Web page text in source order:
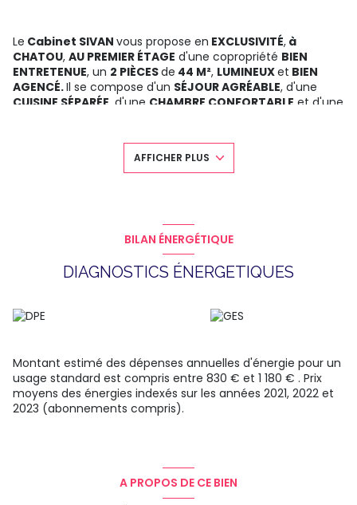
Le Cabinet SIVAN vous propose en EXCLUSIVITÉ, à
CHATOU, AU PREMIER ÉTAGE d'une copropriété BIEN
ENTRETENUE, un 2 PIÈCESde 44 M², LUMINEUXet BIEN
AGENCÉ.Il se compose d'un SÉJOUR AGRÉABLE, d'une
CUISINE SÉPARÉE , d'une CHAMBRE CONFORTABLE et d'une
CALMEetPRISÉ, à proximité des
TRANSPORTS, l'appartement
bénéficie également d'uneCAVE EN SOUS-SOL.
Une opportunité à ne pas manquer ! Contactez-nous dès
maintenant pour organiser une visite.
AFFICHER PLUS
BILAN ÉNERGÉTIQUE
DIAGNOSTICS ÉNERGETIQUES
Montant estimé des dépenses annuelles d'énergie pour un
usage standard est compris entre 830 € et 1 180 € . Prix
moyens des énergies indexés sur les années 2021, 2022 et
2023 (abonnements compris).
A PROPOS DE CE BIEN